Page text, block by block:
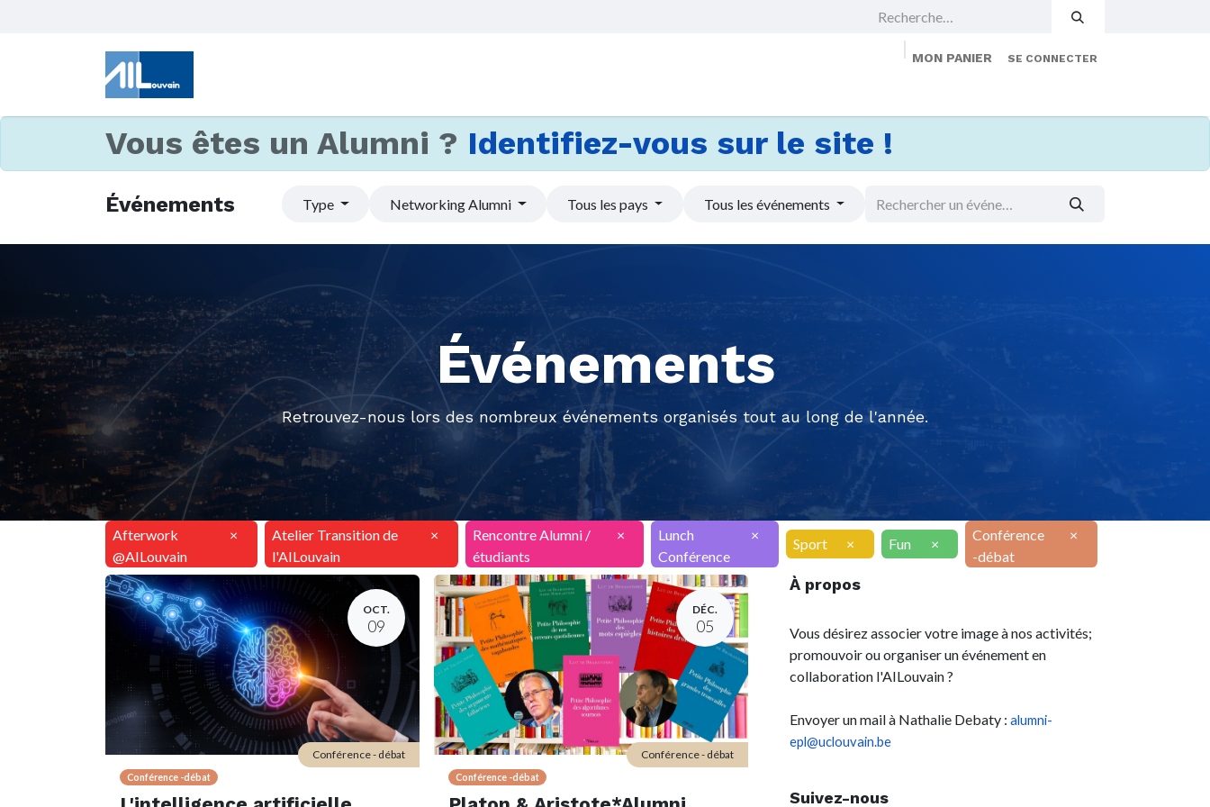
MON PANIER SE CONNECTER
Vous êtes un Alumni ? Identifiez-vous sur le site !
Événements Type Networking Alumni Tous les pays Tous les événements
Événements
Retrouvez-nous lors des nombreux événements organisés tout au long de l'année.
Afterwork
@AILouvain
×
Atelier Transition de
l'AILouvain
×
Rencontre Alumni /
étudiants
×
Lunch
Conférence
×
Sport × Fun ×
Conférence
-débat
×
OCT.
09
Conférence -débat
Conférence - débat
DÉC.
05
Conférence -débat
Conférence - débat
À propos
Vous désirez associer votre image à nos activités;
promouvoir ou organiser un événement en
collaboration l'AILouvain ?
Envoyer un mail à Nathalie Debaty : alumni-
epl@uclouvain.be
Suivez-nous